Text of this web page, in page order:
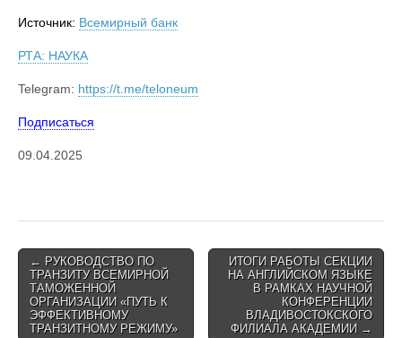
Источник: Всемирный банк
РТА: НАУКА
Telegram: https://t.me/teloneum
Подписаться
09.04.2025
Post
navigation
← РУКОВОДСТВО ПО
ТРАНЗИТУ ВСЕМИРНОЙ
ТАМОЖЕННОЙ
ОРГАНИЗАЦИИ «ПУТЬ К
ЭФФЕКТИВНОМУ
ТРАНЗИТНОМУ РЕЖИМУ»
ИТОГИ РАБОТЫ СЕКЦИИ
НА АНГЛИЙСКОМ ЯЗЫКЕ
В РАМКАХ НАУЧНОЙ
КОНФЕРЕНЦИИ
ВЛАДИВОСТОКСКОГО
ФИЛИАЛА АКАДЕМИИ →